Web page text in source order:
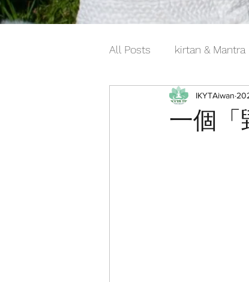
All Posts kirtan & Mantra
一個「
IKYTAiwan